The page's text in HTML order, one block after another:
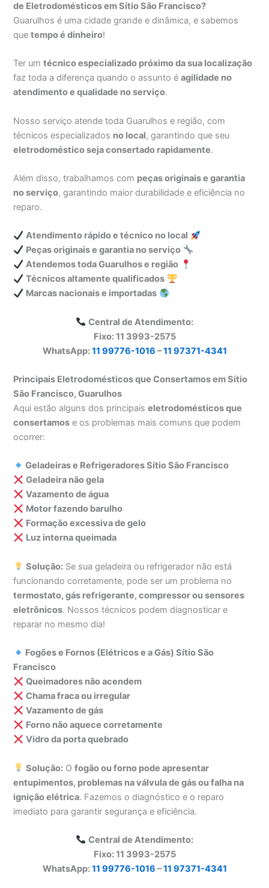
de Eletrodomésticos em Sítio São Francisco?
Guarulhos é uma cidade grande e dinâmica, e sabemos
quetempo é dinheiro!
Ter umtécnico especializado próximo da sua localização
faz toda a diferença quando o assunto éagilidade no
atendimento e qualidade no serviço.
Nosso serviço atende toda Guarulhos e região, com
técnicos especializados no local, garantindo que seu
eletrodoméstico seja consertado rapidamente.
Além disso, trabalhamos com peças originais e garantia
no serviço, garantindo maior durabilidade e eficiência no
reparo.
Atendimento rápido e técnico no local
Peças originais e garantia no serviço
Atendemos toda Guarulhos e região
Técnicos altamente qualificados
Marcas nacionais e importadas
Central de Atendimento:
Fixo: 11 3993-2575
WhatsApp:11 99776-1016 –11 97371-4341
Principais Eletrodomésticos que Consertamos em Sítio
São Francisco, Guarulhos
Aqui estão alguns dos principaiseletrodomésticos que
consertamos e os problemas mais comuns que podem
ocorrer:
Geladeiras e Refrigeradores Sítio São Francisco
Geladeira não gela
Vazamento de água
Motor fazendo barulho
Formação excessiva de gelo
Luz interna queimada
Solução: Se sua geladeira ou refrigerador não está
funcionando corretamente, pode ser um problema no
termostato, gás refrigerante, compressor ou sensores
eletrônicos. Nossos técnicos podem diagnosticar e
reparar no mesmo dia!
Fogões e Fornos (Elétricos e a Gás) Sítio São
Francisco
Queimadores não acendem
Chama fraca ou irregular
Vazamento de gás
Forno não aquece corretamente
Vidro da porta quebrado
Solução: Ofogão ou forno pode apresentar
entupimentos, problemas na válvula de gás ou falha na
ignição elétrica. Fazemos o diagnóstico e o reparo
imediato para garantir segurança e eficiência.
Central de Atendimento:
Fixo: 11 3993-2575
WhatsApp:11 99776-1016 –11 97371-4341